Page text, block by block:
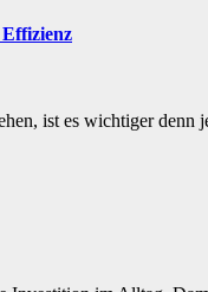
ist es wichtiger